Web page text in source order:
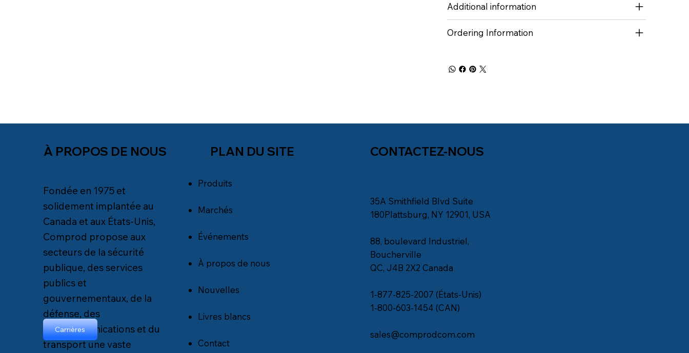
Additional information
Ordering Information
À PROPOS DE NOUS
Fondée en 1975 et
solidement implantée au
Canada et aux États-Unis,
Comprod propose aux
secteurs de la sécurité
publique, des services
publics et
gouvernementaux, de la
défense, des
télécommunications et du
transport une vaste
Carrières
PLAN DU SITE
Produits
Marchés
Événements
À propos de nous
Nouvelles
Livres blancs
Contact
CONTACTEZ-NOUS
35A Smithfield Blvd Suite
180Plattsburg, NY 12901, USA
88, boulevard Industriel,
Boucherville
QC, J4B 2X2 Canada
1-877-825-2007 (États-Unis)
1-800-603-1454 (CAN)
sales@comprodcom.com